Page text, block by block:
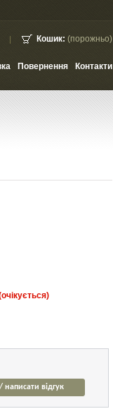
Кошик: (порожньо)
Контакти
Повернення
написати відгук